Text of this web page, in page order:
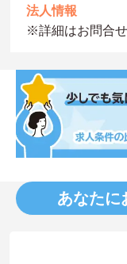
法人情報
※詳細はお問合
あなたに